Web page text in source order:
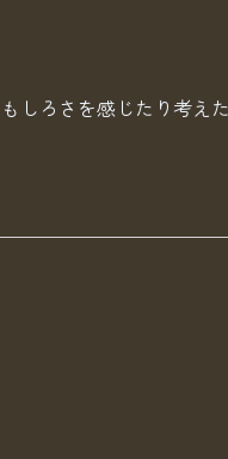
しろさを感じたり考え